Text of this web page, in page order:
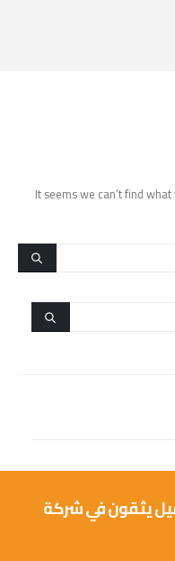
It seems we can’t find
من 10 آلاف عميل يثقون في شركة